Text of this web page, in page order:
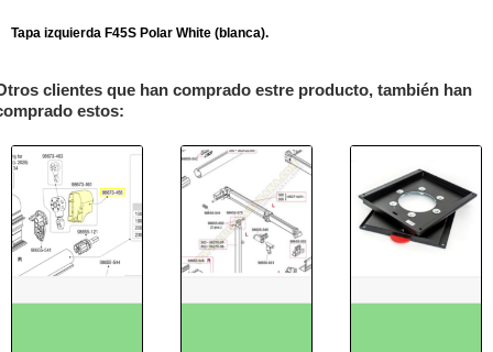
Tapa izquierda F45S Polar White (blanca).
clientes que han comprado estre producto, también han
estos: